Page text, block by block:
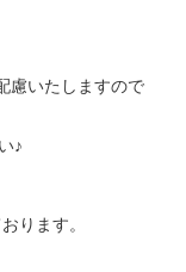
慮いたしますので
♪
ります。